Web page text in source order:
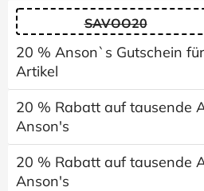
SAVOO20
20 % Anson`s Gutschein
Artikel
20 % Rabatt auf tausende
Anson's
20 % Rabatt auf tausende
Anson's